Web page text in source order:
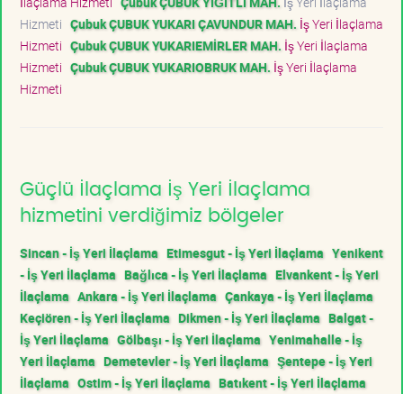
Hizmeti Çubuk ÇUBUK YUKARI ÇAVUNDUR MAH. İş Yeri İlaçlama
Hizmeti Çubuk ÇUBUK YUKARIEMİRLER MAH. İş Yeri İlaçlama
Hizmeti Çubuk ÇUBUK YUKARIOBRUK MAH. İş Yeri İlaçlama
Hizmeti
Güçlü İlaçlama İş Yeri İlaçlama
hizmetini verdiğimiz bölgeler
Sincan - İş Yeri İlaçlama Etimesgut - İş Yeri İlaçlama Yenikent
- İş Yeri İlaçlama Bağlıca - İş Yeri İlaçlama Elvankent - İş Yeri
İlaçlama Ankara - İş Yeri İlaçlama Çankaya - İş Yeri İlaçlama
Keçiören - İş Yeri İlaçlama Dikmen - İş Yeri İlaçlama Balgat -
İş Yeri İlaçlama Gölbaşı - İş Yeri İlaçlama Yenimahalle - İş
Yeri İlaçlama Demetevler - İş Yeri İlaçlama Şentepe - İş Yeri
İlaçlama Ostim - İş Yeri İlaçlama Batıkent - İş Yeri İlaçlama